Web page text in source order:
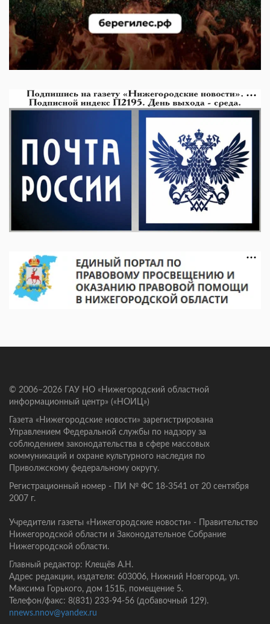
© 2006–2026 ГАУ НО «Нижегородский областной
информационный центр» («НОИЦ»)
Газета «Нижегородские новости» зарегистрирована
Управлением Федеральной службы по надзору за
соблюдением законодательства в сфере массовых
коммуникаций и охране культурного наследия по
Приволжскому федеральному округу.
Регистрационный номер - ПИ № ФС 18-3541 от 20 сентября
2007 г.
Учредители газеты «Нижегородские новости» - Правительство
Нижегородской области и Законодательное Собрание
Нижегородской области.
Главный редактор: Клещёв А.Н.
Адрес редакции, издателя: 603006, Нижний Новгород, ул.
Максима Горького, дом 151Б, помещение 5.
Телефон/факс: 8(831) 233-94-56 (добавочный 129).
nnews.nnov@yandex.ru